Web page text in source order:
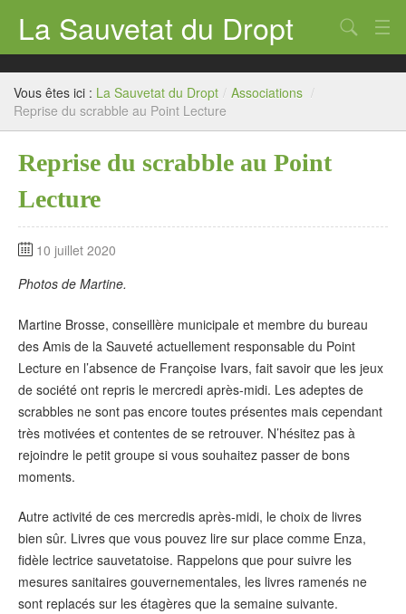
La Sauvetat du Dropt
Accueil
Mairie
Archives
Contact
Chercher
Vous êtes ici : La Sauvetat du Dropt / Associations /
Reprise du scrabble au Point Lecture
Reprise du scrabble au Point
Lecture
10 juillet 2020
Photos de Martine.
Martine Brosse, conseillère municipale et membre du bureau
des Amis de la Sauveté actuellement responsable du Point
Lecture en l’absence de Françoise Ivars, fait savoir que les jeux
de société ont repris le mercredi après-midi. Les adeptes de
scrabbles ne sont pas encore toutes présentes mais cependant
très motivées et contentes de se retrouver. N’hésitez pas à
rejoindre le petit groupe si vous souhaitez passer de bons
moments.
Autre activité de ces mercredis après-midi, le choix de livres
bien sûr. Livres que vous pouvez lire sur place comme Enza,
fidèle lectrice sauvetatoise. Rappelons que pour suivre les
mesures sanitaires gouvernementales, les livres ramenés ne
sont replacés sur les étagères que la semaine suivante.